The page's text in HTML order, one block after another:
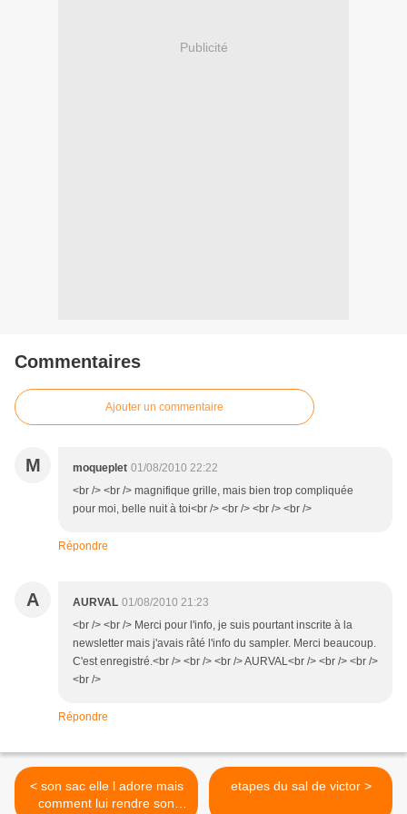
Publicité
Commentaires
Ajouter un commentaire
M moqueplet 01/08/2010 22:22
<br /> <br /> magnifique grille, mais bien trop compliquée
pour moi, belle nuit à toi<br /> <br /> <br /> <br />
Répondre
A AURVAL 01/08/2010 21:23
<br /> <br /> Merci pour l'info, je suis pourtant inscrite à la
newsletter mais j'avais râté l'info du sampler. Merci beaucoup.
C'est enregistré.<br /> <br /> <br /> AURVAL<br /> <br /> <br />
<br />
Répondre
< son sac elle l adore mais
comment lui rendre son
etapes du sal de victor >